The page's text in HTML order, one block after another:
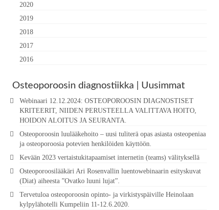
2020
2019
2018
2017
2016
Osteoporoosin diagnostiikka | Uusimmat
Webinaari 12.12.2024: OSTEOPOROOSIN DIAGNOSTISET
KRITEERIT, NIIDEN PERUSTEELLA VALITTAVA HOITO,
HOIDON ALOITUS JA SEURANTA.
Osteoporoosin luulääkehoito – uusi tuliterä opas asiasta osteopeniaa
ja osteoporoosia potevien henkilöiden käyttöön.
Kevään 2023 vertaistukitapaamiset internetin (teams) välityksellä
Osteoporoosilääkäri Ari Rosenvallin luentowebinaarin esityskuvat
(Diat) aiheesta ”Ovatko luuni lujat”.
Tervetuloa osteoporoosin opinto- ja virkistyspäiville Heinolaan
kylpylähotelli Kumpeliin 11-12.6.2020.